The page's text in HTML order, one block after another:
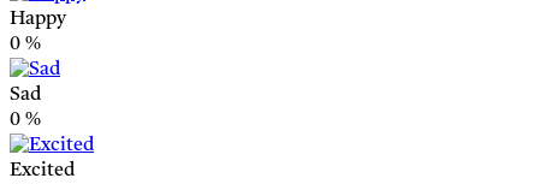
Happy
0 %
Sad
0 %
Excited